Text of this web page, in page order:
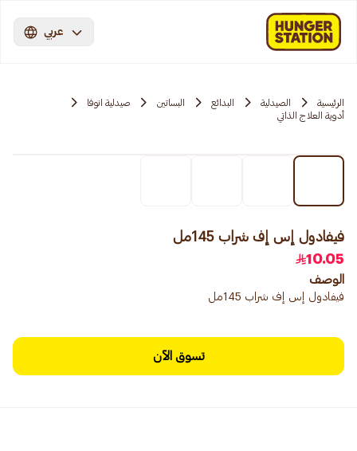
عربي
الرئيسية الصيدلية البدائع البساتين
صيدلية انوفا
أدوية العلاج الذاتي
فيفادول إس إف شراب 145مل
10.05
الوصف
فيفادول إس إف شراب 145مل
تسوق الآن